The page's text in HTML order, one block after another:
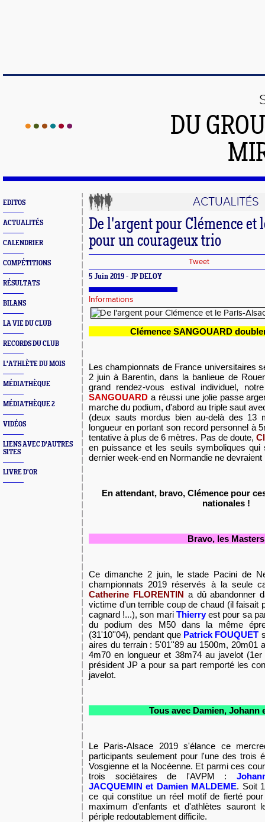
DU
EDITOS
ACTUALITÉS
CALENDRIER
COMPÉTITIONS
RÉSULTATS
BILANS
LA VIE DU CLUB
RECORDS DU CLUB
L'ATHLÈTE DU MOIS
MÉDIATHÈQUE
MÉDIATHÈQUE 2
VIDÉOS
LIENS AVEC D'AUTRES
SITES
LIVRE D'OR
ACTUALITÉS
De l'argent pour Clémence et
pour un courageux trio
Tweet
5 Juin 2019 - JP DELOY
Informations
Clémence SANGOUARD
Les championnats de France universitaires
2 juin à Barentin, dans la banlieue de
grand rendez-vous estival individuel,
SANGOUARD a réussi une jolie passe
marche du podium, d'abord au triple saut
(deux sauts mordus bien au-delà des 13
longueur en portant son record personnel à
tentative à plus de 6 mètres. Pas de doute,
en puissance et les seuils symboliques
dernier week-end en Normandie ne
En attendant, bravo, Clémence pour
nationales !
Bravo, les Masters
Ce dimanche 2 juin, le stade Pacini de
championnats 2019 réservés à la seule
Catherine FLORENTIN a dû abandonner
victime d'un terrible coup de chaud (il faisait
cagnard !...), son mari Thierryest pour sa
du podium des M50 dans la même
(31'10''04), pendant que Patrick FOUQUET
aires du terrain : 5'01''89 au 1500m, 20m01
4m70 en longueur et 38m74 au javelot
président JP a pour sa part remporté les
javelot.
Tous avec Damien, Johann
Le Paris-Alsace 2019 s'élance ce
participants seulement pour l'une des trois
Vosgienne et la Nocéenne. Et parmi ces
trois sociétaires de l'AVPM :
JACQUEMIN et Damien MALDEME. Soit
ce qui constitue un réel motif de fierté
maximum d'enfants et d'athlètes sauront
périple redoutablement difficile.